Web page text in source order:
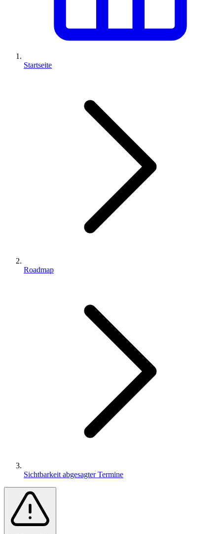
Startseite
Roadmap
Sichtbarkeit abgesagter Termine